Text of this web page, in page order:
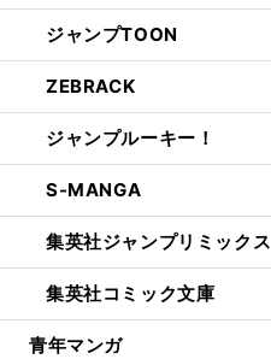
ジャンプTOON
ZEBRACK
ジャンプルーキー！
S-MANGA
集英社ジャンプリミックス
集英社コミック文庫
青年マンガ